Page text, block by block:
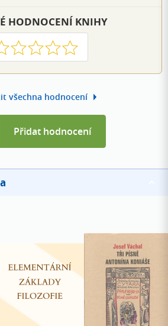
HODNOCENÍ KNIHY
1 2 3 4 5
všechna hodnocení
Přidat hodnocení